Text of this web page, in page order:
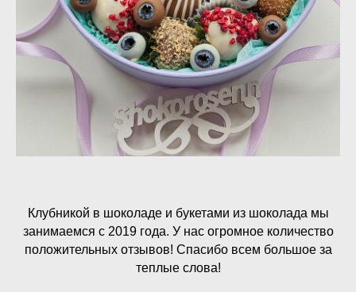
Клубникой в шоколаде и букетами из шоколада мы
занимаемся с 2019 года. У нас огромное количество
положительных отзывов! Спасибо всем большое за
теплые слова!